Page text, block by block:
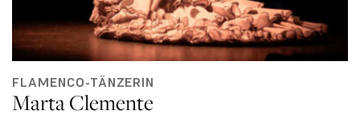
FLAMENCO-TÄNZERIN
Marta Clemente